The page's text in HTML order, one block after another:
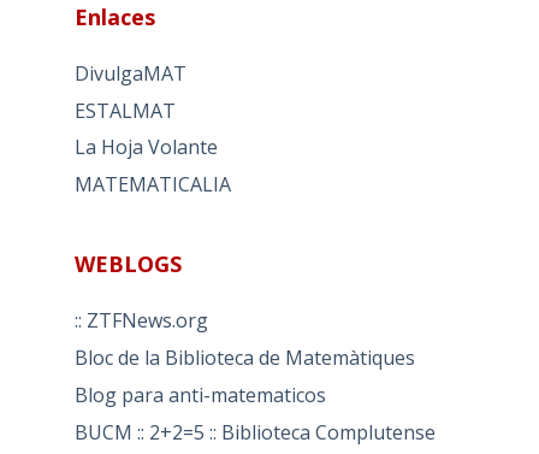
Enlaces
DivulgaMAT
ESTALMAT
La Hoja Volante
MATEMATICALIA
WEBLOGS
:: ZTFNews.org
Bloc de la Biblioteca de Matemàtiques
Blog para anti-matematicos
BUCM :: 2+2=5 :: Biblioteca Complutense